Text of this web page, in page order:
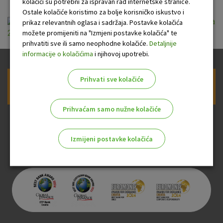
Opće informacije o stambenom kreditu u eurima
2994 (2).pdf
Prijava na newsletter OTP banke
Ostale kolačiće koristimo za bolje korisničko iskustvo i
prikaz relevantnih oglasa i sadržaja. Postavke kolačića
možete promijeniti na "Izmjeni postavke kolačića" te
prihvatiti sve ili samo neophodne kolačiće. Detaljnije
informacije o kolačićima i njihovoj upotrebi.
Prihvati sve kolačiće
Prihvaćam samo nužne kolačiće
Izmijeni postavke kolačića